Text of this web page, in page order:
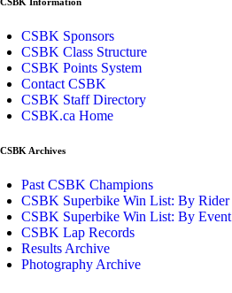
CSBK Sponsors
CSBK Class Structure
CSBK Points System
Contact CSBK
CSBK Staff Directory
CSBK.ca Home
CSBK Archives
Past CSBK Champions
CSBK Superbike Win List: By Rider
CSBK Superbike Win List: By Event
CSBK Lap Records
Results Archive
Photography Archive